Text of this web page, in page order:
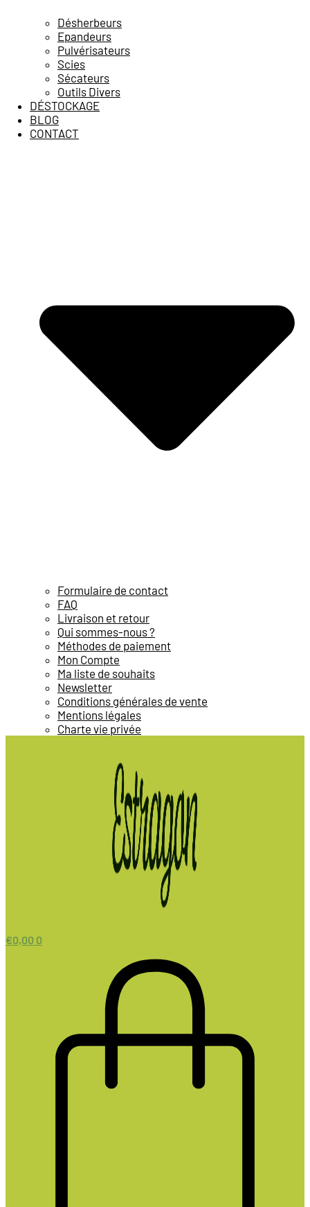
Désherbeurs
Epandeurs
Pulvérisateurs
Scies
Sécateurs
Outils Divers
DÉSTOCKAGE
BLOG
CONTACT
Formulaire de contact
FAQ
Livraison et retour
Qui sommes-nous ?
Méthodes de paiement
Mon Compte
Ma liste de souhaits
Newsletter
Conditions générales de vente
Mentions légales
Charte vie privée
€0,00 0